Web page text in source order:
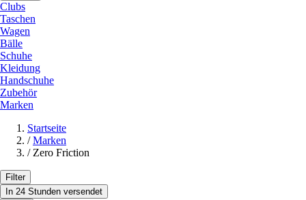
Clubs
Taschen
Wagen
Bälle
Schuhe
Kleidung
Handschuhe
Zubehör
Marken
Startseite
/ Marken
/ Zero Friction
Filter
In 24 Stunden versendet